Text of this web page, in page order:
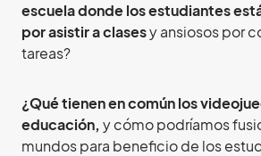
escuela donde los estudiantes
por asistir a clasesy ansiosos por
tareas?
¿Qué tienen en común los
educación, y cómo podríamos
mundos para beneficio de los